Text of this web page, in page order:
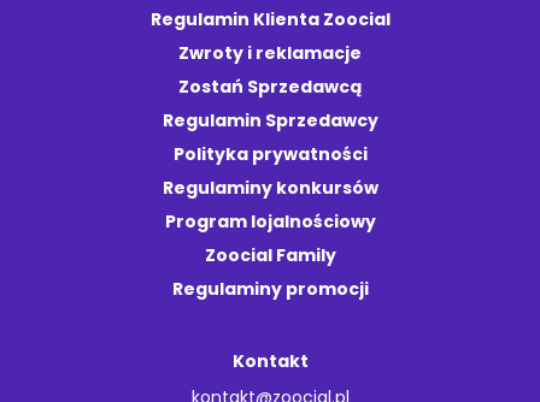
Regulamin Klienta Zoocial
Zwroty i reklamacje
Zostań Sprzedawcą
Regulamin Sprzedawcy
Polityka prywatności
Regulaminy konkursów
Program lojalnościowy
Zoocial Family
Regulaminy promocji
Kontakt
kontakt@zoocial.pl